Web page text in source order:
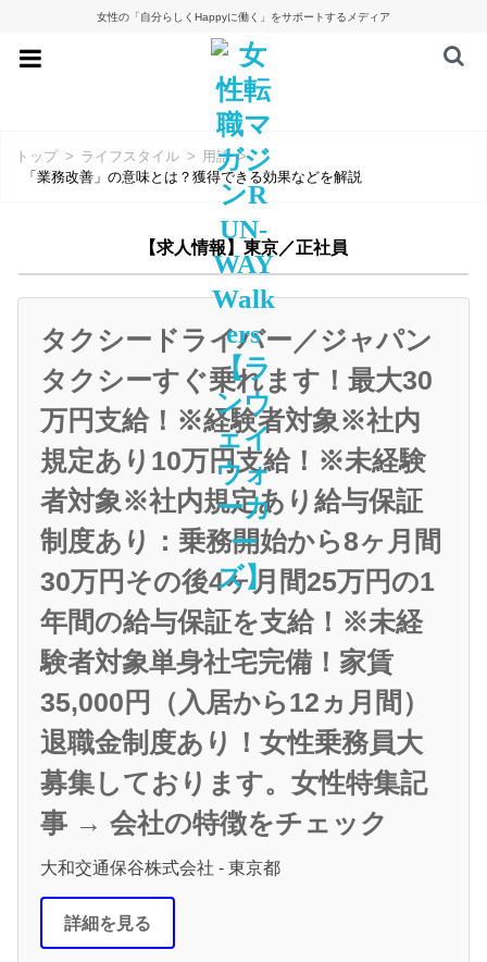
女性の「自分らしくHappyに働く」をサポートするメディア
トップ ライフスタイル
用語
「業務改善」の意味とは？獲得できる効果などを解説
【求人情報】東京／正社員
タクシードライバー／ジャパン
タクシーすぐ乗れます！最大30
万円支給！※経験者対象※社内
規定あり10万円支給！※未経験
者対象※社内規定あり給与保証
制度あり：乗務開始から8ヶ月間
30万円その後4ヶ月間25万円の1
年間の給与保証を支給！※未経
験者対象単身社宅完備！家賃
35,000円（入居から12ヵ月間）
退職金制度あり！女性乗務員大
募集しております。女性特集記
事 → 会社の特徴をチェック
大和交通保谷株式会社 - 東京都
詳細を見る